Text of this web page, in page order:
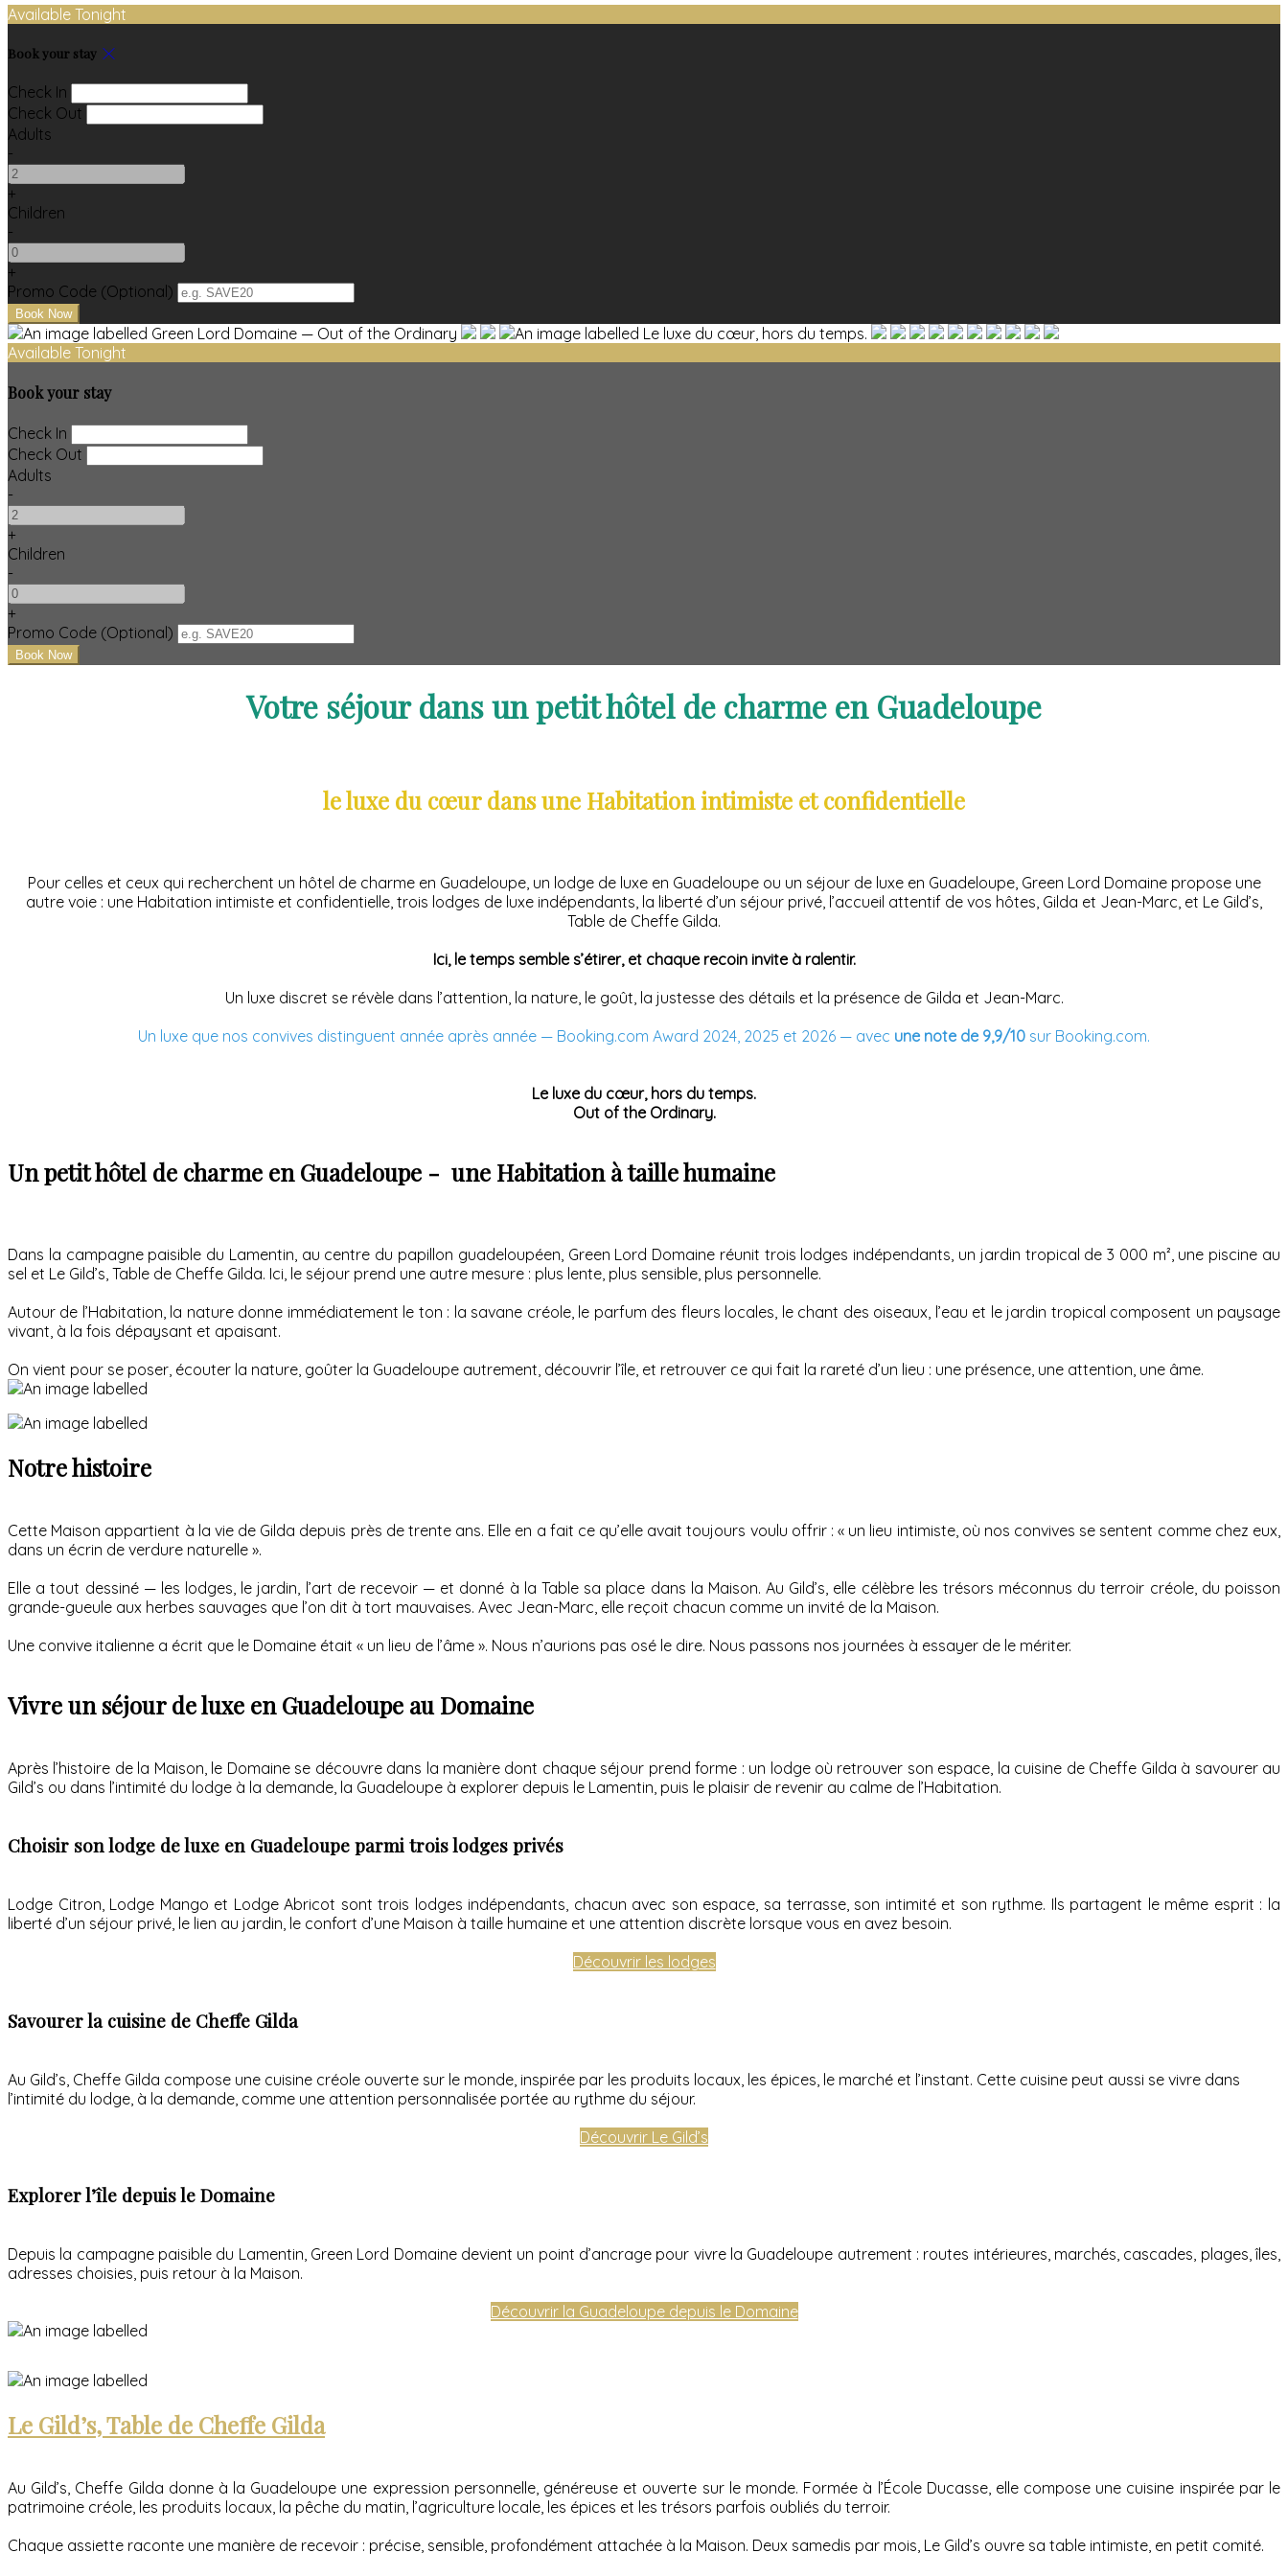
Available Tonight
Book your stay
Check In
Check Out
Adults
-
+
Children
-
+
Promo Code (Optional)
Available Tonight
Book your stay
Check In
Check Out
Adults
-
+
Children
-
+
Promo Code (Optional)
Votre séjour dans un petit hôtel de charme en Guadeloupe
le luxe du cœur dans une Habitation intimiste et confidentielle
Pour celles et ceux qui recherchent un hôtel de charme en Guadeloupe, un lodge de luxe en Guadeloupe ou un séjour de luxe en Guadeloupe, Green Lord Domaine propose une
autre voie : une Habitation intimiste et confidentielle, trois lodges de luxe indépendants, la liberté d’un séjour privé, l’accueil attentif de vos hôtes, Gilda et Jean-Marc, et Le Gild’s,
Table de Cheffe Gilda.
Ici, le temps semble s’étirer, et chaque recoin invite à ralentir.
Un luxe discret se révèle dans l’attention, la nature, le goût, la justesse des détails et la présence de Gilda et Jean-Marc.
Un luxe que nos convives distinguent année après année — Booking.com Award 2024, 2025 et 2026 — avec une note de 9,9/10 sur Booking.com.
Le luxe du cœur, hors du temps.
Out of the Ordinary.
Un petit hôtel de charme en Guadeloupe - une Habitation à taille humaine
Dans la campagne paisible du Lamentin, au centre du papillon guadeloupéen, Green Lord Domaine réunit trois lodges indépendants, un jardin tropical de 3 000 m², une piscine au
sel et Le Gild’s, Table de Cheffe Gilda. Ici, le séjour prend une autre mesure : plus lente, plus sensible, plus personnelle.
Autour de l’Habitation, la nature donne immédiatement le ton : la savane créole, le parfum des fleurs locales, le chant des oiseaux, l’eau et le jardin tropical composent un paysage
vivant, à la fois dépaysant et apaisant.
On vient pour se poser, écouter la nature, goûter la Guadeloupe autrement, découvrir l’île, et retrouver ce qui fait la rareté d’un lieu : une présence, une attention, une âme.
Notre histoire
Cette Maison appartient à la vie de Gilda depuis près de trente ans. Elle en a fait ce qu’elle avait toujours voulu offrir : « un lieu intimiste, où nos convives se sentent comme chez eux,
dans un écrin de verdure naturelle ».
Elle a tout dessiné — les lodges, le jardin, l’art de recevoir — et donné à la Table sa place dans la Maison. Au Gild’s, elle célèbre les trésors méconnus du terroir créole, du poisson
grande-gueule aux herbes sauvages que l’on dit à tort mauvaises. Avec Jean-Marc, elle reçoit chacun comme un invité de la Maison.
Une convive italienne a écrit que le Domaine était « un lieu de l’âme ». Nous n’aurions pas osé le dire. Nous passons nos journées à essayer de le mériter.
Vivre un séjour de luxe en Guadeloupe au Domaine
Après l’histoire de la Maison, le Domaine se découvre dans la manière dont chaque séjour prend forme : un lodge où retrouver son espace, la cuisine de Cheffe Gilda à savourer au
Gild’s ou dans l’intimité du lodge à la demande, la Guadeloupe à explorer depuis le Lamentin, puis le plaisir de revenir au calme de l’Habitation.
Choisir son lodge de luxe en Guadeloupe parmi trois lodges privés
Lodge Citron, Lodge Mango et Lodge Abricot sont trois lodges indépendants, chacun avec son espace, sa terrasse, son intimité et son rythme. Ils partagent le même esprit : la
liberté d’un séjour privé, le lien au jardin, le confort d’une Maison à taille humaine et une attention discrète lorsque vous en avez besoin.
Découvrir les lodges
Savourer la cuisine de Cheffe Gilda
Au Gild’s, Cheffe Gilda compose une cuisine créole ouverte sur le monde, inspirée par les produits locaux, les épices, le marché et l’instant. Cette cuisine peut aussi se vivre dans
l’intimité du lodge, à la demande, comme une attention personnalisée portée au rythme du séjour.
Découvrir Le Gild’s
Explorer l’île depuis le Domaine
Depuis la campagne paisible du Lamentin, Green Lord Domaine devient un point d’ancrage pour vivre la Guadeloupe autrement : routes intérieures, marchés, cascades, plages, îles,
adresses choisies, puis retour à la Maison.
Découvrir la Guadeloupe depuis le Domaine
Le Gild’s, Table de Cheffe Gilda
Au Gild’s, Cheffe Gilda donne à la Guadeloupe une expression personnelle, généreuse et ouverte sur le monde. Formée à l’École Ducasse, elle compose une cuisine inspirée par le
patrimoine créole, les produits locaux, la pêche du matin, l’agriculture locale, les épices et les trésors parfois oubliés du terroir.
Chaque assiette raconte une manière de recevoir : précise, sensible, profondément attachée à la Maison. Deux samedis par mois, Le Gild’s ouvre sa table intimiste, en petit comité.